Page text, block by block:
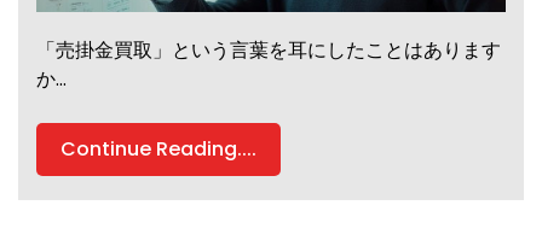
「売掛金買取」という言葉を耳にしたことはあります
か…
Continue Reading....